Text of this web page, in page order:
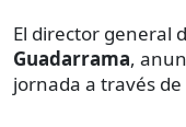
El director general
Guadarrama,
jornada a través de